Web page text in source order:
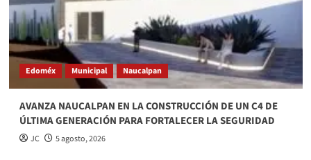
Edoméx Municipal Naucalpan
AVANZA NAUCALPAN EN LA CONSTRUCCIÓN DE UN C4 DE
ÚLTIMA GENERACIÓN PARA FORTALECER LA SEGURIDAD
JC 5 agosto, 2026